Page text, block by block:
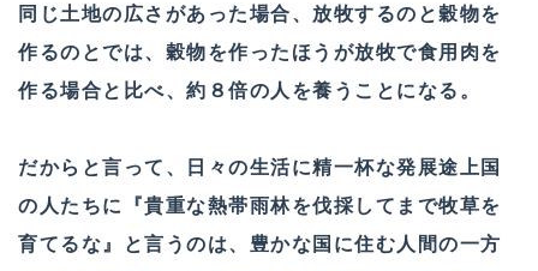
同じ土地の広さがあった場合、放牧するのと穀物を
作るのとでは、穀物を作ったほうが放牧で食用肉を
作る場合と比べ、約８倍の人を養うことになる。
だからと言って、日々の生活に精一杯な発展途上国
の人たちに『貴重な熱帯雨林を伐採してまで牧草を
育てるな』と言うのは、豊かな国に住む人間の一方